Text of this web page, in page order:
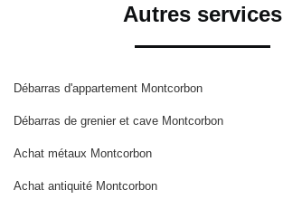
Autres services
Débarras d'appartement Montcorbon
Débarras de grenier et cave Montcorbon
Achat métaux Montcorbon
Achat antiquité Montcorbon